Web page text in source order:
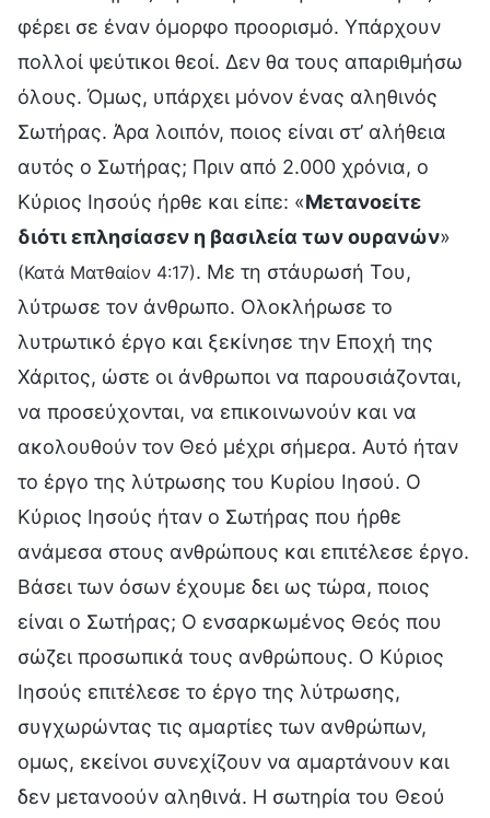
φέρει σε έναν όμορφο προορισμό. Υπάρχουν
πολλοί ψεύτικοι θεοί. Δεν θα τους απαριθμήσω
όλους. Όμως, υπάρχει μόνον ένας αληθινός
Σωτήρας. Άρα λοιπόν, ποιος είναι στ’ αλήθεια
αυτός ο Σωτήρας; Πριν από 2.000 χρόνια, ο
Κύριος Ιησούς ήρθε και είπε: «Μετανοείτε
διότι επλησίασεν η βασιλεία των ουρανών»
(Κατά Ματθαίον 4:17). Με τη στάυρωσή Του,
λύτρωσε τον άνθρωπο. Ολοκλήρωσε το
λυτρωτικό έργο και ξεκίνησε την Εποχή της
Χάριτος, ώστε οι άνθρωποι να παρουσιάζονται,
να προσεύχονται, να επικοινωνούν και να
ακολουθούν τον Θεό μέχρι σήμερα. Αυτό ήταν
το έργο της λύτρωσης του Κυρίου Ιησού. Ο
Κύριος Ιησούς ήταν ο Σωτήρας που ήρθε
ανάμεσα στους ανθρώπους και επιτέλεσε έργο.
Βάσει των όσων έχουμε δει ως τώρα, ποιος
είναι ο Σωτήρας; Ο ενσαρκωμένος Θεός που
σώζει προσωπικά τους ανθρώπους. Ο Κύριος
Ιησούς επιτέλεσε το έργο της λύτρωσης,
συγχωρώντας τις αμαρτίες των ανθρώπων,
ομως, εκείνοι συνεχίζουν να αμαρτάνουν και
δεν μετανοούν αληθινά. Η σωτηρία του Θεού